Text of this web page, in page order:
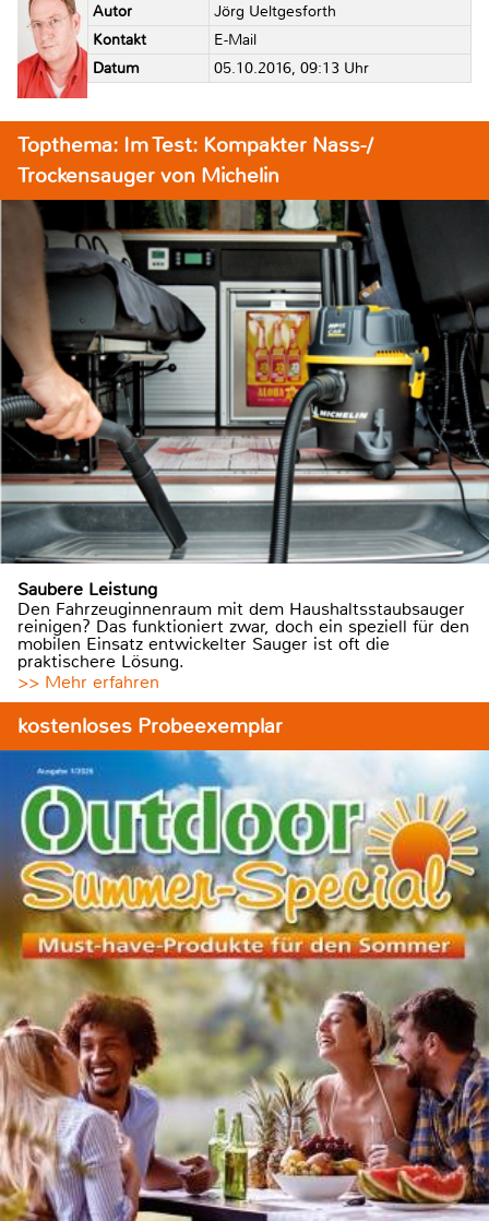
Autor
Jörg Ueltgesforth
Kontakt
E-Mail
Datum
05.10.2016, 09:13 Uhr
Topthema: Im Test: Kompakter Nass-/
Trockensauger von Michelin
Saubere Leistung
Den Fahrzeuginnenraum mit dem Haushaltsstaubsauger
reinigen? Das funktioniert zwar, doch ein speziell für den
mobilen Einsatz entwickelter Sauger ist oft die
praktischere Lösung.
>> Mehr erfahren
kostenloses Probeexemplar